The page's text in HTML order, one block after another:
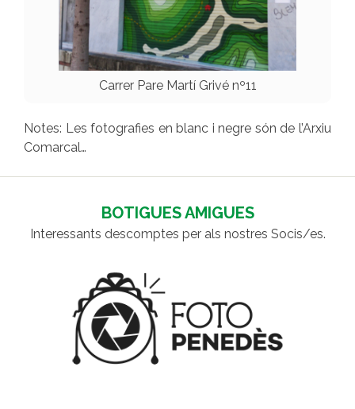
Carrer Pare Martí Grivé nº11
Notes: Les fotografies en blanc i negre són de l’Arxiu
Comarcal…
BOTIGUES AMIGUES
Interessants descomptes per als nostres Socis/es.